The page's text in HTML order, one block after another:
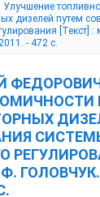
дизелей путем
[Текст]
- 472 с.
ГОЛОВЧУК.